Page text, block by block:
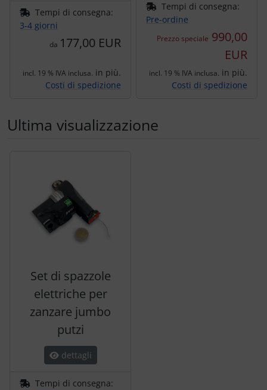
Tempi di consegna:
3-4 giorni
da 177,00 EUR
incl. 19 % IVA inclusa. in più.
Costi di spedizione
Tempi di consegna:
Pre-ordine
Prezzo speciale 990,00
EUR
incl. 19 % IVA inclusa. in più.
Costi di spedizione
Ultima visualizzazione
Set di spazzole
elettriche per
zanzare jumbo
putzi
dettagli
Tempi di consegna: